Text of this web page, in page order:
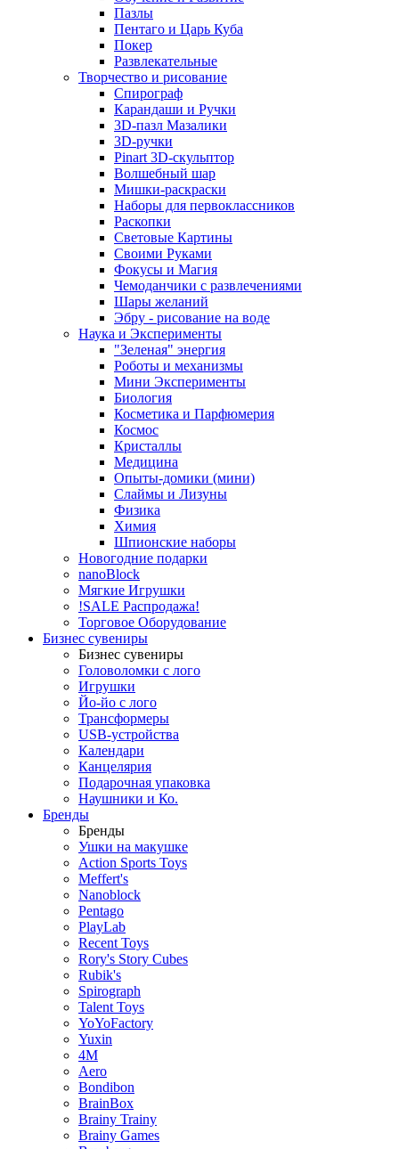
Пазлы
Пентаго и Царь Куба
Покер
Развлекательные
Творчество и рисование
Спирограф
Карандаши и Ручки
3D-пазл Мазалики
3D-ручки
Pinart 3D-скульптор
Волшебный шар
Мишки-раскраски
Наборы для первоклассников
Раскопки
Световые Картины
Своими Руками
Фокусы и Магия
Чемоданчики с развлечениями
Шары желаний
Эбру - рисование на воде
Наука и Эксперименты
"Зеленая" энергия
Роботы и механизмы
Мини Эксперименты
Биология
Косметика и Парфюмерия
Космос
Кристаллы
Медицина
Опыты-домики (мини)
Слаймы и Лизуны
Физика
Химия
Шпионские наборы
Новогодние подарки
nanoBlock
Мягкие Игрушки
!SALE Распродажа!
Торговое Оборудование
Бизнес сувениры
Бизнес сувениры
Головоломки с лого
Игрушки
Йо-йо с лого
Трансформеры
USB-устройства
Календари
Канцелярия
Подарочная упаковка
Наушники и Ко.
Бренды
Бренды
Ушки на макушке
Action Sports Toys
Meffert's
Nanoblock
Pentago
PlayLab
Recent Toys
Rory's Story Cubes
Rubik's
Spirograph
Talent Toys
YoYoFactory
Yuxin
4M
Aero
Bondibon
BrainBox
Brainy Trainy
Brainy Games